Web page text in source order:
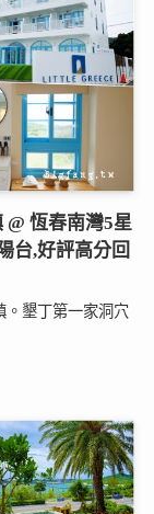
恆春南灣5星
台,好評高分回
。墾丁第一家洞穴